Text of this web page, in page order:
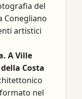
del
Conegliano
artistici
A Ville
Costa
nel